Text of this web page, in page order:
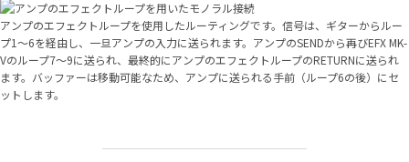
アンプのエフェクトループを使用したルーティングです。信号は、ギターからルー
プ1～6を経由し、一旦アンプの入力に送られます。アンプのSENDから再びEFX MK-
Vのループ7～9に送られ、最終的にアンプのエフェクトループのRETURNに送られ
ます。バッファーは移動可能なため、アンプに送られる手前（ループ6の後）にセ
ットします。